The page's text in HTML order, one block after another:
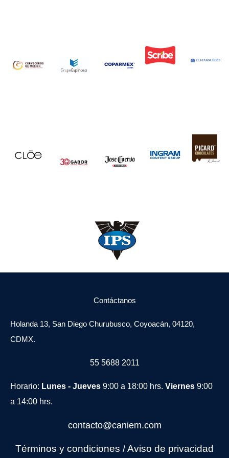
Contáctanos
Holanda 13, San Diego Churubusco, Coyoacán, 04120,
CDMX.
55 5688 2011
Horario: Lunes - Jueves 9:00 a 18:00 hrs. Viernes 9:00
a 14:00 hrs.
contacto@caniem.com
Términos y condiciones /Aviso de privacidad